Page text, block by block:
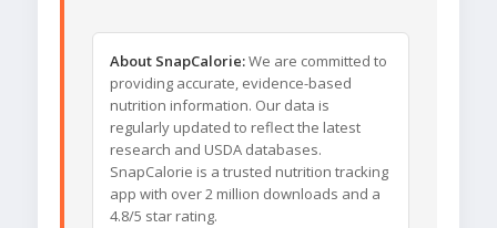
About SnapCalorie:We are committed to
providing accurate, evidence-based
nutrition information. Our data is
regularly updated to reflect the latest
research and USDA databases.
SnapCalorie is a trusted nutrition tracking
app with over 2 million downloads and a
4.8/5 star rating.